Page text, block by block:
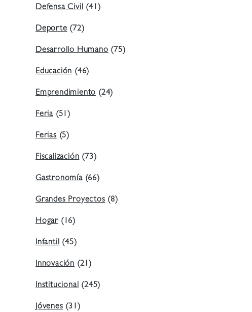
Defensa Civil(41)
Deporte(72)
Desarrollo Humano(75)
Educación(46)
Emprendimiento(24)
Feria (51)
Ferias(5)
Fiscalización(73)
Gastronomía(66)
Grandes Proyectos(8)
Hogar (16)
Infantil(45)
Innovación (21)
Institucional(245)
Jóvenes(31)